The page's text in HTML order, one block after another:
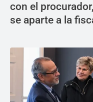
con el
se aparte a la